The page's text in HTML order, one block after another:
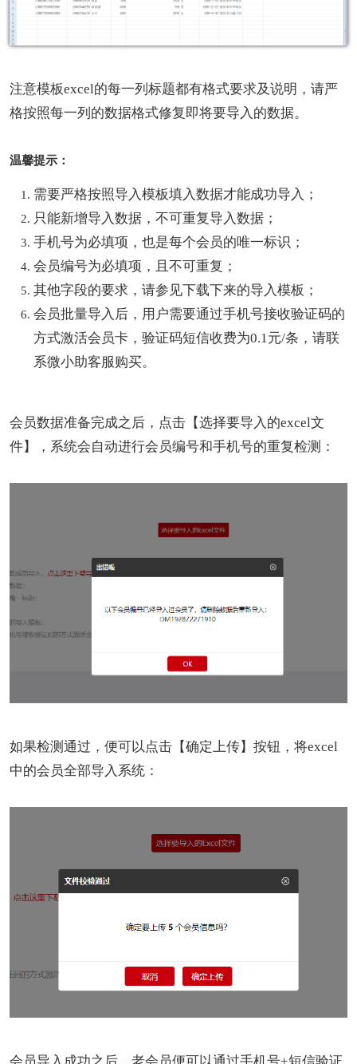
注意模板excel的每一列标题都有格式要求及说明，请严
格按照每一列的数据格式修复即将要导入的数据。
温馨提示：
需要严格按照导入模板填入数据才能成功导入；
只能新增导入数据，不可重复导入数据；
手机号为必填项，也是每个会员的唯一标识；
会员编号为必填项，且不可重复；
其他字段的要求，请参见下载下来的导入模板；
会员批量导入后，用户需要通过手机号接收验证码的
方式激活会员卡，验证码短信收费为0.1元/条，请联
系微小助客服购买。
会员数据准备完成之后，点击【选择要导入的excel文
件】，系统会自动进行会员编号和手机号的重复检测：
如果检测通过，便可以点击【确定上传】按钮，将excel
中的会员全部导入系统：